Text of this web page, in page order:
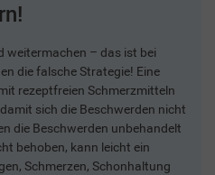
weitermachen – das ist bei
die falsche Strategie! Eine
rezeptfreien Schmerzmitteln
sich die Beschwerden nicht
die Beschwerden unbehandelt
behoben, kann leicht ein
Schmerzen, Schonhaltung